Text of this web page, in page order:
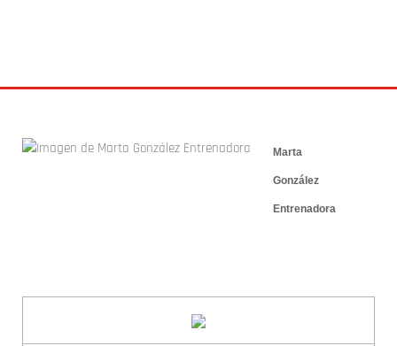
Marta
González
Entrenadora